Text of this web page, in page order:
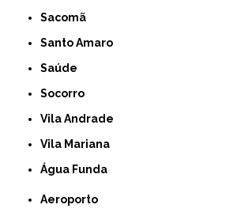
Sacomã
Santo Amaro
Saúde
Socorro
Vila Andrade
Vila Mariana
Água Funda
Aeroporto